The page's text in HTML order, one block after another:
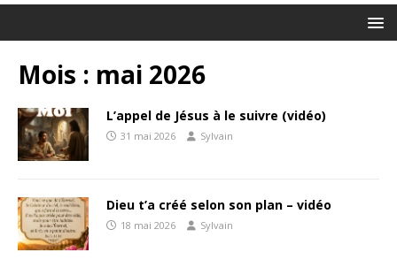
Mois : mai 2026
L’appel de Jésus à le suivre (vidéo)
31 mai 2026 Sylvain
Dieu t’a créé selon son plan – vidéo
18 mai 2026 Sylvain